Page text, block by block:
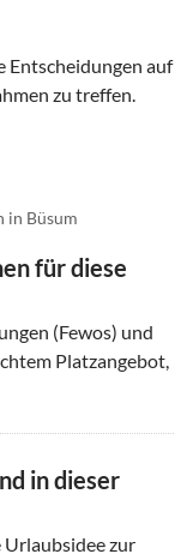
Entscheidungen auf
zu treffen.
in Büsum
für diese
(Fewos) und
Platzangebot,
in dieser
zur